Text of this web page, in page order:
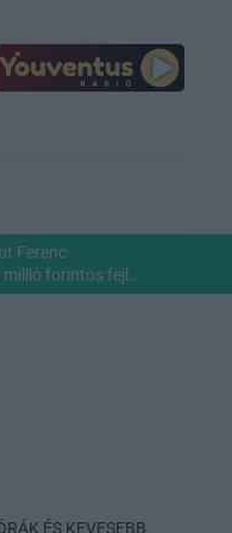
Ferenc
forintos fejl...
ÉS KEVESEBB